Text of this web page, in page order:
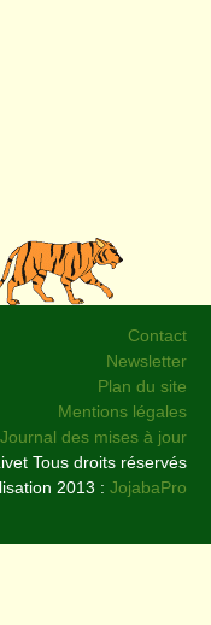
Contact
Newsletter
Plan du site
Mentions légales
Journal des mises à jour
Tous droits réservés
2013 : JojabaPro